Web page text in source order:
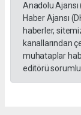
Anadolu Ajansı
Haber Ajansı
haberler,
kanallarından
muhataplar
editörü sorumlu